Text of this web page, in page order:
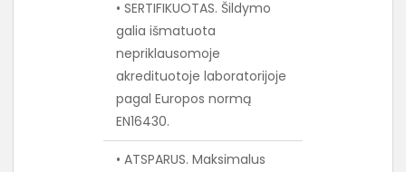
• SERTIFIKUOTAS. Šildymo
galia išmatuota
nepriklausomoje
akredituotoje laboratorijoje
pagal Europos normą
EN16430.
• ATSPARUS. Maksimalus